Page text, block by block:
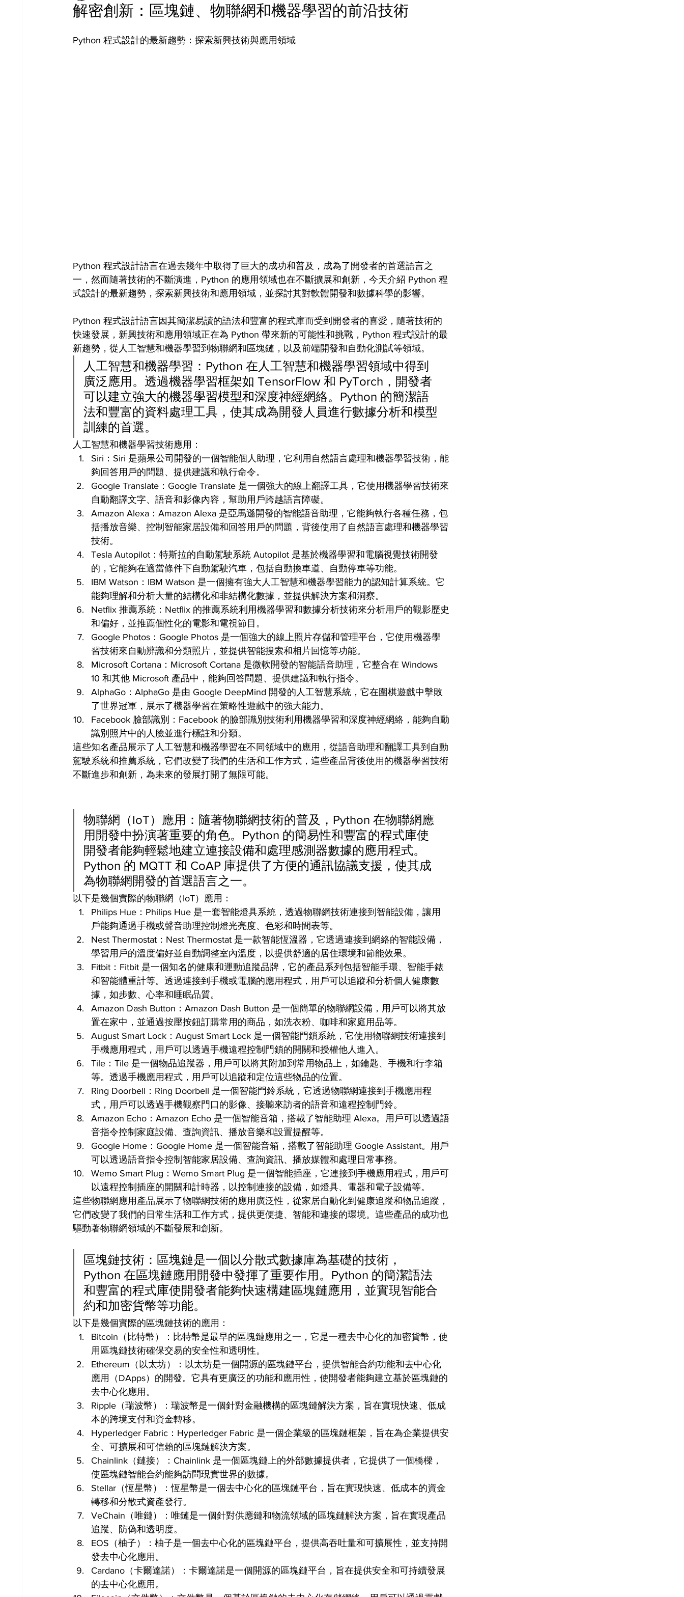
解密創新：區塊鏈、物聯網和機器學習的前沿技術
Python 程式設計的最新趨勢：探索新興技術與應用領域
Python 程式設計語言在過去幾年中取得了巨大的成功和普及，成為了開發者的首選語言之
一，然而隨著技術的不斷演進，Python 的應用領域也在不斷擴展和創新，今天介紹 Python 程
式設計的最新趨勢，探索新興技術和應用領域，並探討其對軟體開發和數據科學的影響。
Python 程式設計語言因其簡潔易讀的語法和豐富的程式庫而受到開發者的喜愛，隨著技術的
快速發展，新興技術和應用領域正在為 Python 帶來新的可能性和挑戰，Python 程式設計的最
新趨勢，從人工智慧和機器學習到物聯網和區塊鏈，以及前端開發和自動化測試等領域。
人工智慧和機器學習：Python 在人工智慧和機器學習領域中得到
廣泛應用。透過機器學習框架如 TensorFlow 和 PyTorch，開發者
可以建立強大的機器學習模型和深度神經網絡。Python 的簡潔語
法和豐富的資料處理工具，使其成為開發人員進行數據分析和模型
訓練的首選。
人工智慧和機器學習技術應用：
Siri：Siri 是蘋果公司開發的一個智能個人助理，它利用自然語言處理和機器學習技術，能
夠回答用戶的問題、提供建議和執行命令。
Google Translate：Google Translate 是一個強大的線上翻譯工具，它使用機器學習技術來
自動翻譯文字、語音和影像內容，幫助用戶跨越語言障礙。
Amazon Alexa：Amazon Alexa 是亞馬遜開發的智能語音助理，它能夠執行各種任務，包
括播放音樂、控制智能家居設備和回答用戶的問題，背後使用了自然語言處理和機器學習
技術。
Tesla Autopilot：特斯拉的自動駕駛系統 Autopilot 是基於機器學習和電腦視覺技術開發
的，它能夠在適當條件下自動駕駛汽車，包括自動換車道、自動停車等功能。
IBM Watson：IBM Watson 是一個擁有強大人工智慧和機器學習能力的認知計算系統。它
能夠理解和分析大量的結構化和非結構化數據，並提供解決方案和洞察。
Netflix 推薦系統：Netflix 的推薦系統利用機器學習和數據分析技術來分析用戶的觀影歷史
和偏好，並推薦個性化的電影和電視節目。
Google Photos：Google Photos 是一個強大的線上照片存儲和管理平台，它使用機器學
習技術來自動辨識和分類照片，並提供智能搜索和相片回憶等功能。
Microsoft Cortana：Microsoft Cortana 是微軟開發的智能語音助理，它整合在 Windows
10 和其他 Microsoft 產品中，能夠回答問題、提供建議和執行指令。
AlphaGo：AlphaGo 是由 Google DeepMind 開發的人工智慧系統，它在圍棋遊戲中擊敗
了世界冠軍，展示了機器學習在策略性遊戲中的強大能力。
Facebook 臉部識別：Facebook 的臉部識別技術利用機器學習和深度神經網絡，能夠自動
識別照片中的人臉並進行標註和分類。
這些知名產品展示了人工智慧和機器學習在不同領域中的應用，從語音助理和翻譯工具到自動
駕駛系統和推薦系統，它們改變了我們的生活和工作方式，這些產品背後使用的機器學習技術
不斷進步和創新，為未來的發展打開了無限可能。
物聯網（IoT）應用：隨著物聯網技術的普及，Python 在物聯網應
用開發中扮演著重要的角色。Python 的簡易性和豐富的程式庫使
開發者能夠輕鬆地建立連接設備和處理感測器數據的應用程式。
Python 的 MQTT 和 CoAP 庫提供了方便的通訊協議支援，使其成
為物聯網開發的首選語言之一。
以下是幾個實際的物聯網（IoT）應用：
Philips Hue：Philips Hue 是一套智能燈具系統，透過物聯網技術連接到智能設備，讓用
戶能夠通過手機或聲音助理控制燈光亮度、色彩和時間表等。
Nest Thermostat：Nest Thermostat 是一款智能恆溫器，它透過連接到網絡的智能設備，
學習用戶的溫度偏好並自動調整室內溫度，以提供舒適的居住環境和節能效果。
Fitbit：Fitbit 是一個知名的健康和運動追蹤品牌，它的產品系列包括智能手環、智能手錶
和智能體重計等。透過連接到手機或電腦的應用程式，用戶可以追蹤和分析個人健康數
據，如步數、心率和睡眠品質。
Amazon Dash Button：Amazon Dash Button 是一個簡單的物聯網設備，用戶可以將其放
置在家中，並通過按壓按鈕訂購常用的商品，如洗衣粉、咖啡和家庭用品等。
August Smart Lock：August Smart Lock 是一個智能門鎖系統，它使用物聯網技術連接到
手機應用程式，用戶可以透過手機遠程控制門鎖的開關和授權他人進入。
Tile：Tile 是一個物品追蹤器，用戶可以將其附加到常用物品上，如鑰匙、手機和行李箱
等。透過手機應用程式，用戶可以追蹤和定位這些物品的位置。
Ring Doorbell：Ring Doorbell 是一個智能門鈴系統，它透過物聯網連接到手機應用程
式，用戶可以透過手機觀察門口的影像、接聽來訪者的語音和遠程控制門鈴。
Amazon Echo：Amazon Echo 是一個智能音箱，搭載了智能助理 Alexa。用戶可以透過語
音指令控制家庭設備、查詢資訊、播放音樂和設置提醒等。
Google Home：Google Home 是一個智能音箱，搭載了智能助理 Google Assistant。用戶
可以透過語音指令控制智能家居設備、查詢資訊、播放媒體和處理日常事務。
Wemo Smart Plug：Wemo Smart Plug 是一個智能插座，它連接到手機應用程式，用戶可
以遠程控制插座的開關和計時器，以控制連接的設備，如燈具、電器和電子設備等。
這些物聯網應用產品展示了物聯網技術的應用廣泛性，從家居自動化到健康追蹤和物品追蹤，
它們改變了我們的日常生活和工作方式，提供更便捷、智能和連接的環境。這些產品的成功也
驅動著物聯網領域的不斷發展和創新。
區塊鏈技術：區塊鏈是一個以分散式數據庫為基礎的技術，
Python 在區塊鏈應用開發中發揮了重要作用。Python 的簡潔語法
和豐富的程式庫使開發者能夠快速構建區塊鏈應用，並實現智能合
約和加密貨幣等功能。
以下是幾個實際的區塊鏈技術的應用：
Bitcoin（比特幣）：比特幣是最早的區塊鏈應用之一，它是一種去中心化的加密貨幣，使
用區塊鏈技術確保交易的安全性和透明性。
Ethereum（以太坊）：以太坊是一個開源的區塊鏈平台，提供智能合約功能和去中心化
應用（DApps）的開發。它具有更廣泛的功能和應用性，使開發者能夠建立基於區塊鏈的
去中心化應用。
Ripple（瑞波幣）：瑞波幣是一個針對金融機構的區塊鏈解決方案，旨在實現快速、低成
本的跨境支付和資金轉移。
Hyperledger Fabric：Hyperledger Fabric 是一個企業級的區塊鏈框架，旨在為企業提供安
全、可擴展和可信賴的區塊鏈解決方案。
Chainlink（鏈接）：Chainlink 是一個區塊鏈上的外部數據提供者，它提供了一個橋樑，
使區塊鏈智能合約能夠訪問現實世界的數據。
Stellar（恆星幣）：恆星幣是一個去中心化的區塊鏈平台，旨在實現快速、低成本的資金
轉移和分散式資產發行。
VeChain（唯鏈）：唯鏈是一個針對供應鏈和物流領域的區塊鏈解決方案，旨在實現產品
追蹤、防偽和透明度。
EOS（柚子）：柚子是一個去中心化的區塊鏈平台，提供高吞吐量和可擴展性，並支持開
發去中心化應用。
Cardano（卡爾達諾）：卡爾達諾是一個開源的區塊鏈平台，旨在提供安全和可持續發展
的去中心化應用。